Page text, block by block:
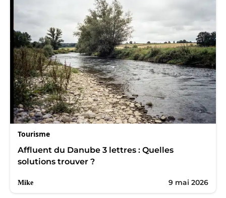
Tourisme
Affluent du Danube 3 lettres : Quelles
solutions trouver ?
Mike 9 mai 2026